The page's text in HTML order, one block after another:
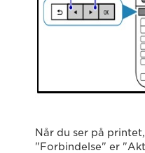
Når du ser på
"Forbindelse" er